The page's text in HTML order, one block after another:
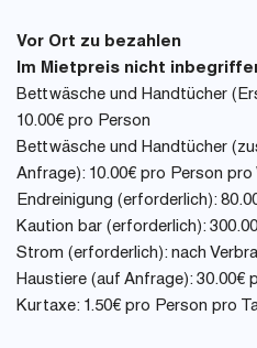
Vor Ort zu bezahlen
Im Mietpreis nicht
Bettwäsche und Handtücher
10.00€ pro Person
Bettwäsche und Handtücher
Anfrage): 10.00€ pro Person pro
Endreinigung (erforderlich):
Kaution bar (erforderlich):
Strom (erforderlich): nach
Haustiere (auf Anfrage): 30.00€
Kurtaxe: 1.50€ pro Person pro